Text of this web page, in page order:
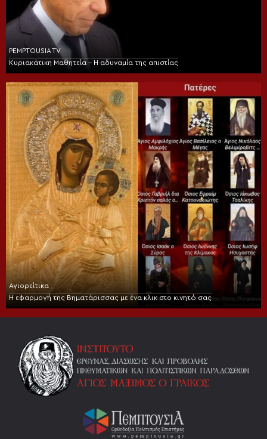
PEMPTOUSIA TV
Κυριακάτικη Μαθητεία – Η αδυναμία της απιστίας
Αγιορείτικα
Η εφαρμογή της Βηματάρισσας με ένα κλικ στο κινητό σας